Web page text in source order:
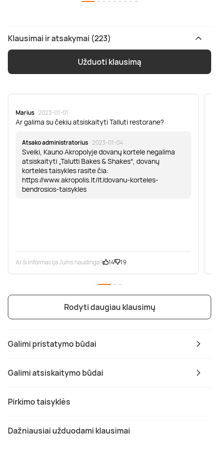
Galimi pristatymo būdai
Galimi atsiskaitymo būdai
Pirkimo taisyklės
Dažniausiai užduodami klausimai
Klausimai ir atsakymai (223)
Užduoti klausimą
Marius · 2023-01-01
Ar galima su čekiu atsiskaityti Talluti restorane?
Atsako administratorius · 2023-01-04
Sveiki, Kauno Akropolyje dovanų kortele negalima
atsiskaityti „Talutti Bakes & Shakes“, dovanų
kortelės taisykles rasite čia:
https://www.akropolis.lt/lt/dovanu-korteles-
bendrosios-taisykles
Ar ši informacija Jums naudinga? 14 19
Rodyti daugiau klausimų